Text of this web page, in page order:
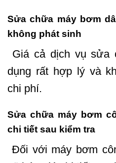
Sửa chữa máy bơm
không phát sinh
Giá cả dịch vụ sửa
dụng rất hợp lý và
chi phí.
Sửa chữa máy bơm
chi tiết sau kiểm tra
Đối với máy bơm